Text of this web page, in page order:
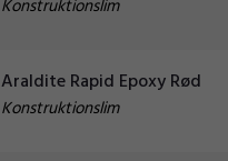
Konstruktionslim
Araldite Rapid Epoxy Rød
Konstruktionslim